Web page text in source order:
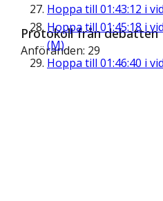
Hoppa till 01:43:12 i
Hoppa till 01:45:18 i
(M)
Hoppa till 01:46:40 i
Protokoll från debatten
Anföranden: 29